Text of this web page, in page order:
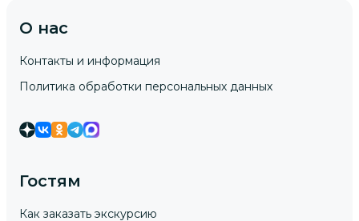
О нас
Контакты и информация
Политика обработки персональных данных
Гостям
Как заказать экскурсию